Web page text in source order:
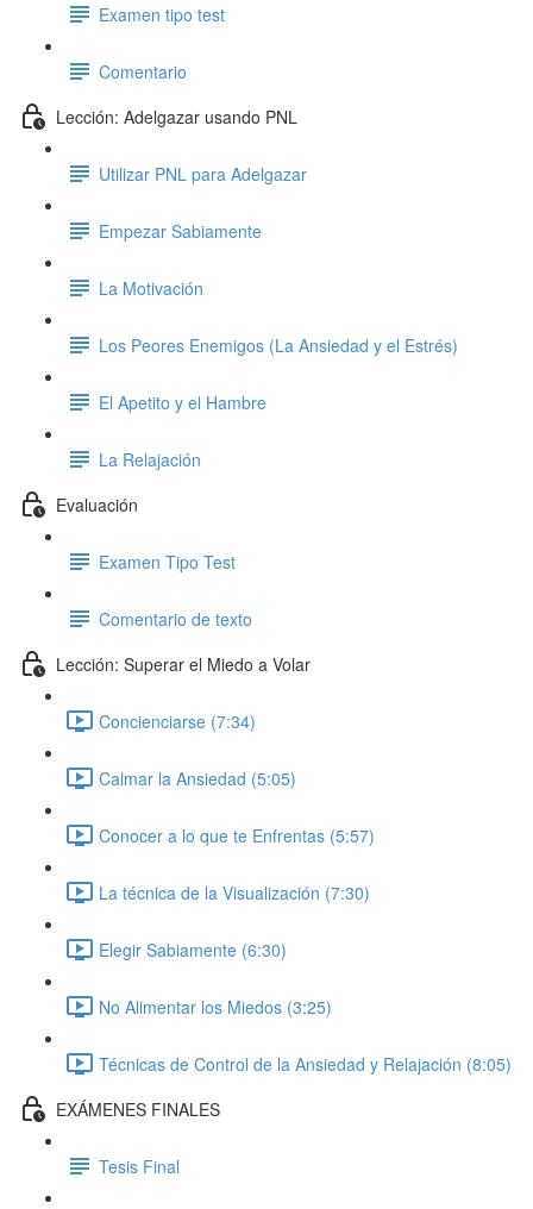
Examen tipo test
Comentario
Lección: Adelgazar usando PNL
Utilizar PNL para Adelgazar
Empezar Sabiamente
La Motivación
Los Peores Enemigos (La Ansiedad y el Estrés)
El Apetito y el Hambre
La Relajación
Evaluación
Examen Tipo Test
Comentario de texto
Lección: Superar el Miedo a Volar
Concienciarse (7:34)
Calmar la Ansiedad (5:05)
Conocer a lo que te Enfrentas (5:57)
La técnica de la Visualización (7:30)
Elegir Sabiamente (6:30)
No Alimentar los Miedos (3:25)
Técnicas de Control de la Ansiedad y Relajación (8:05)
EXÁMENES FINALES
Tesis Final